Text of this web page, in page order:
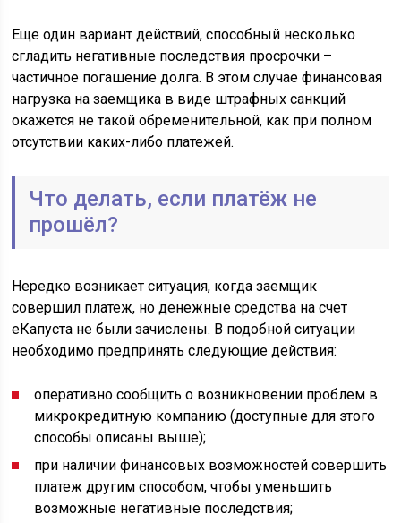
Еще один вариант действий, способный несколько
сгладить негативные последствия просрочки –
частичное погашение долга. В этом случае финансовая
нагрузка на заемщика в виде штрафных санкций
окажется не такой обременительной, как при полном
отсутствии каких-либо платежей.
Что делать, если платёж не
прошёл?
Нередко возникает ситуация, когда заемщик
совершил платеж, но денежные средства на счет
еКапуста не были зачислены. В подобной ситуации
необходимо предпринять следующие действия:
оперативно сообщить о возникновении проблем в
микрокредитную компанию (доступные для этого
способы описаны выше);
при наличии финансовых возможностей совершить
платеж другим способом, чтобы уменьшить
возможные негативные последствия;